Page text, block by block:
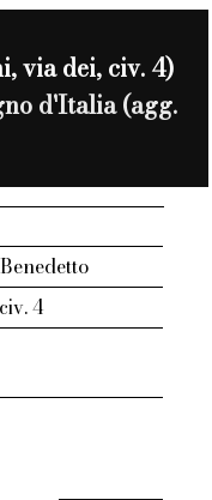
via dei, civ. 4)
d'Italia (agg.
4